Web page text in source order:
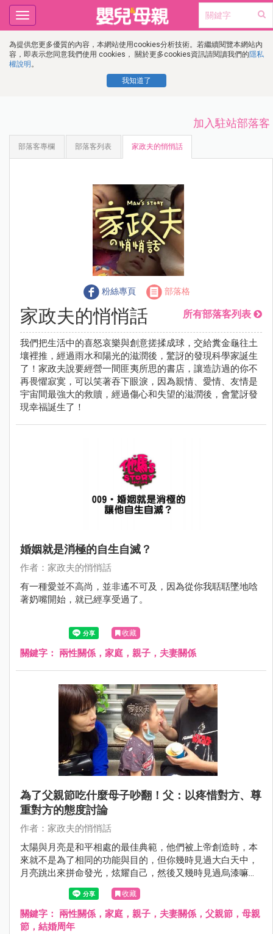
為提供您更多優質的內容，本網站使用cookies分析技術。若繼續閱覽本網站內
容，即表示您同意我們使用 cookies， 關於更多cookies資訊請閱讀我們的隱私
權說明 。
我知道了
Toggle
navigation
加入駐站部落客
部落客專欄 部落客列表 家政夫的悄悄話
粉絲專頁 部落格
家政夫的悄悄話 所有部落客列表
我們把生活中的喜怒哀樂與創意搓揉成球，交給糞金龜往土
壤裡推，經過雨水和陽光的滋潤後，驚訝的發現科學家誕生
了！家政夫說要經營一間匪夷所思的書店，讓造訪過的你不
再畏懼寂寞，可以笑著吞下眼淚，因為親情、愛情、友情是
宇宙間最強大的救贖，經過傷心和失望的滋潤後，會驚訝發
現幸福誕生了！
婚姻就是消極的自生自滅？
作者：家政夫的悄悄話
有一種愛並不高尚，並非遙不可及，因為從你我聒聒墜地唅
著奶嘴開始，就已經享受過了。
收藏
關鍵字： 兩性關係，家庭，親子，夫妻關係
為了父親節吃什麼母子吵翻！父：以疼惜對方、尊
重對方的態度討論
作者：家政夫的悄悄話
太陽與月亮是和平相處的最佳典範，他們被上帝創造時，本
來就不是為了相同的功能與目的，但你幾時見過大白天中，
月亮跳出來拼命發光，炫耀自己，然後又幾時見過烏漆嘛黑
的夜晚，太陽蹦出來罵人…
收藏
關鍵字： 兩性關係，家庭，親子，夫妻關係，父親節，母親
節，結婚周年